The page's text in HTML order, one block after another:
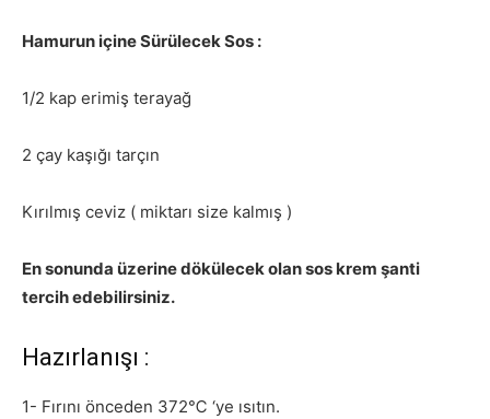
Hamurun içine Sürülecek Sos :
1/2 kap erimiş terayağ
2 çay kaşığı tarçın
Kırılmış ceviz ( miktarı size kalmış )
En sonunda üzerine dökülecek olan sos krem şanti
tercih edebilirsiniz.
Hazırlanışı :
1- Fırını önceden 372℃ ‘ye ısıtın.